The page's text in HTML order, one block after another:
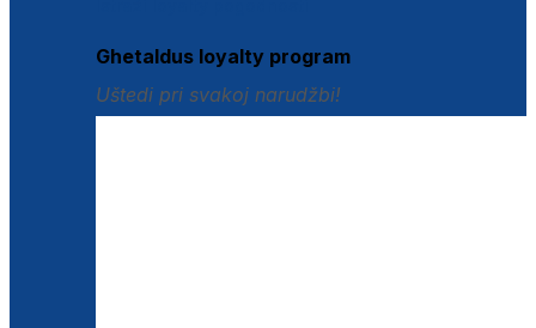
Ghetaldus loyalty program
Uštedi pri svakoj narudžbi!